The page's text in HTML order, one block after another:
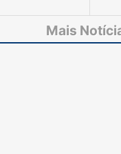
Mais